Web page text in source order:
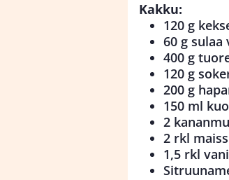
Kakku:
120 g
60 g sulaa
400 g
120 g
200 g
150 ml
2
2 rkl
1,5 rkl